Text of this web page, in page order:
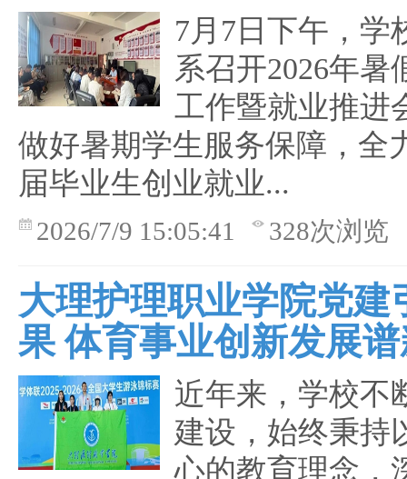
7月7日下午，学
系召开2026年暑
工作暨就业推进
做好暑期学生服务保障，全
届毕业生创业就业...
2026/7/9 15:05:41 328次浏览
大理护理职业学院党建
果 体育事业创新发展
近年来，学校不
建设，始终秉持
心的教育理念，